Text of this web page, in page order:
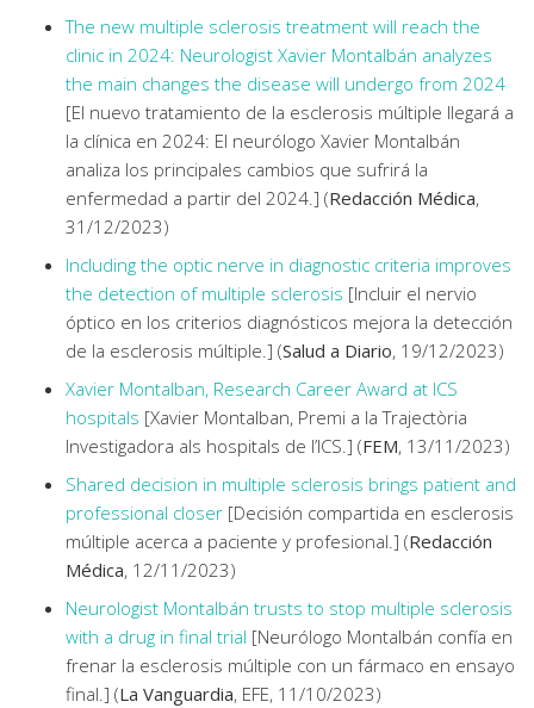
The new multiple sclerosis treatment will reach the
clinic in 2024: Neurologist Xavier Montalbán analyzes
the main changes the disease will undergo from 2024
[El nuevo tratamiento de la esclerosis múltiple llegará a
la clínica en 2024: El neurólogo Xavier Montalbán
analiza los principales cambios que sufrirá la
enfermedad a partir del 2024.] (Redacción Médica,
31/12/2023)
Including the optic nerve in diagnostic criteria improves
the detection of multiple sclerosis [Incluir el nervio
óptico en los criterios diagnósticos mejora la detección
de la esclerosis múltiple.] (Salud a Diario, 19/12/2023)
Xavier Montalban, Research Career Award at ICS
hospitals [Xavier Montalban, Premi a la Trajectòria
Investigadora als hospitals de l’ICS.] (FEM, 13/11/2023)
Shared decision in multiple sclerosis brings patient and
professional closer [Decisión compartida en esclerosis
múltiple acerca a paciente y profesional.] (Redacción
Médica, 12/11/2023)
Neurologist Montalbán trusts to stop multiple sclerosis
with a drug in final trial [Neurólogo Montalbán confía en
frenar la esclerosis múltiple con un fármaco en ensayo
final.] (La Vanguardia, EFE, 11/10/2023)